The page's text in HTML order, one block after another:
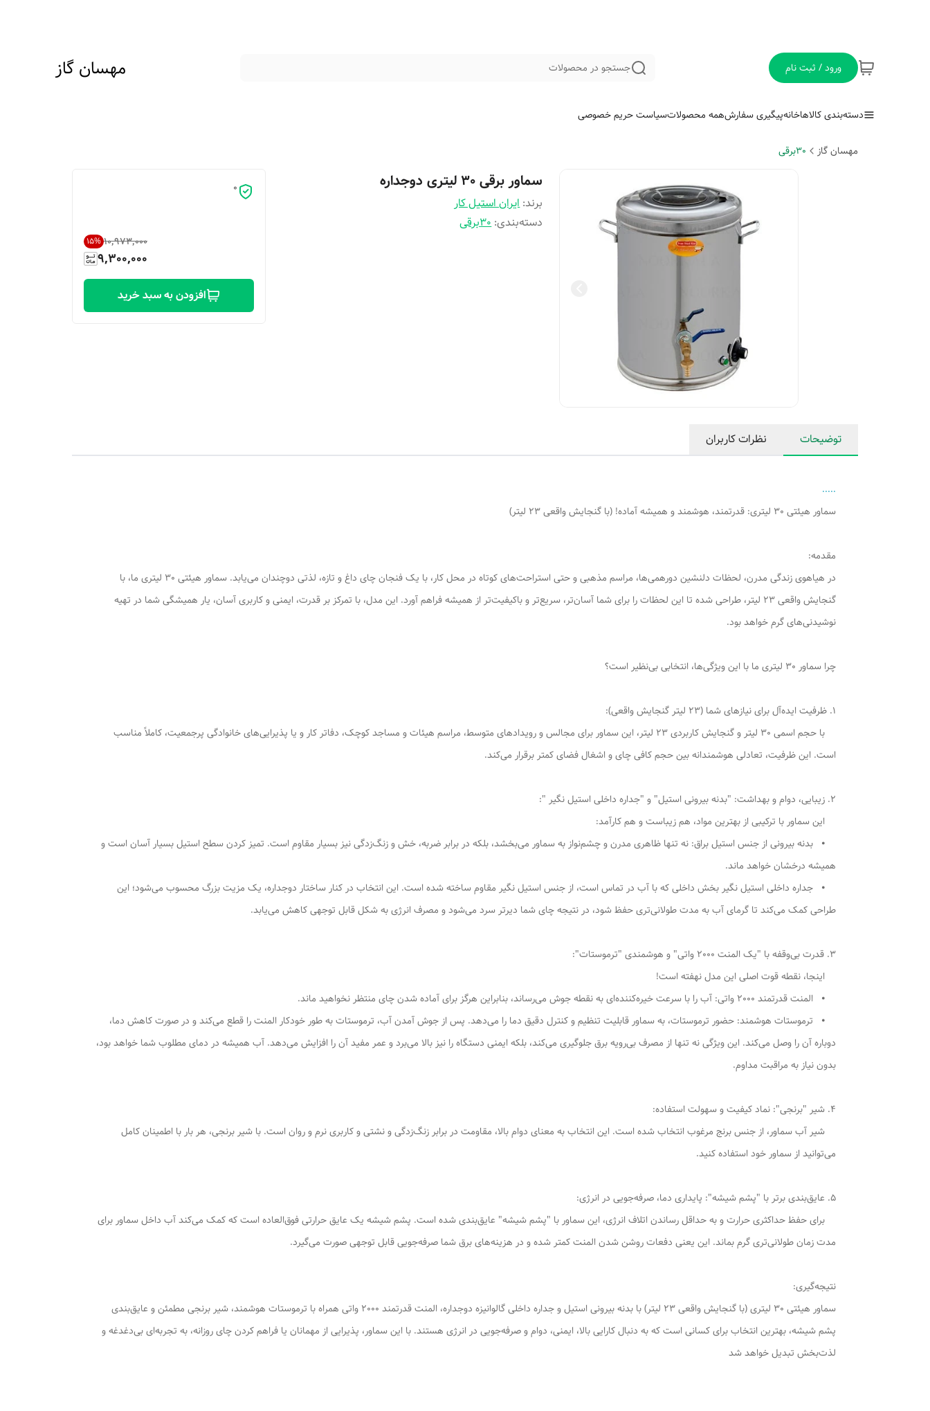
ورود / ثبت نام جستجو در محصولات مهسان گاز
دسته‌بندی کالاهاخانهپیگیری سفارشهمه محصولاتسیاست حریم خصوصی
مهسان گاز 30برقی
سماور برقی 30 لیتری دوجداره
برند:ایران استیل کار
دسته‌بندی:30برقی
0
۱۰٬۹۷۳٬۰۰۰ 15%
9,300,000
افزودن به سبد خرید
توضیحات نظرات کاربران
.....
سماور هیئتی 30 لیتری: قدرتمند، هوشمند و همیشه آماده! (با گنجایش واقعی 23 لیتر)
مقدمه:
در هیاهوی زندگی مدرن، لحظات دلنشین دورهمی‌ها، مراسم مذهبی و حتی استراحت‌های کوتاه در محل کار، با یک فنجان چای داغ و تازه، لذتی دوچندان می‌یابد. سماور هیئتی 30 لیتری ما، با
گنجایش واقعی 23 لیتر، طراحی شده تا این لحظات را برای شما آسان‌تر، سریع‌تر و باکیفیت‌تر از همیشه فراهم آورد. این مدل، با تمرکز بر قدرت، ایمنی و کاربری آسان، یار همیشگی شما در تهیه
نوشیدنی‌های گرم خواهد بود.
چرا سماور 30 لیتری ما با این ویژگی‌ها، انتخابی بی‌نظیر است؟
1. ظرفیت ایده‌آل برای نیازهای شما (23 لیتر گنجایش واقعی):
با حجم اسمی 30 لیتر و گنجایش کاربردی 23 لیتر، این سماور برای مجالس و رویدادهای متوسط، مراسم هیئات و مساجد کوچک، دفاتر کار و یا پذیرایی‌های خانوادگی پرجمعیت، کاملاً مناسب
است. این ظرفیت، تعادلی هوشمندانه بین حجم کافی چای و اشغال فضای کمتر برقرار می‌کند.
2. زیبایی، دوام و بهداشت: "بدنه بیرونی استیل" و "جداره داخلی استیل نگیر ":
این سماور با ترکیبی از بهترین مواد، هم زیباست و هم کارآمد:
⦁ بدنه بیرونی از جنس استیل براق: نه تنها ظاهری مدرن و چشم‌نواز به سماور می‌بخشد، بلکه در برابر ضربه، خش و زنگ‌زدگی نیز بسیار مقاوم است. تمیز کردن سطح استیل بسیار آسان است و
همیشه درخشان خواهد ماند.
⦁ جداره داخلی استیل نگیر بخش داخلی که با آب در تماس است، از جنس استیل نگیر مقاوم ساخته شده است. این انتخاب در کنار ساختار دوجداره، یک مزیت بزرگ محسوب می‌شود؛ این
طراحی کمک می‌کند تا گرمای آب به مدت طولانی‌تری حفظ شود، در نتیجه چای شما دیرتر سرد می‌شود و مصرف انرژی به شکل قابل توجهی کاهش می‌یابد.
3. قدرت بی‌وقفه با "یک المنت 2000 واتی" و هوشمندی "ترموستات":
اینجا، نقطه قوت اصلی این مدل نهفته است!
⦁ المنت قدرتمند 2000 واتی: آب را با سرعت خیره‌کننده‌ای به نقطه جوش می‌رساند، بنابراین هرگز برای آماده شدن چای منتظر نخواهید ماند.
⦁ ترموستات هوشمند: حضور ترموستات، به سماور قابلیت تنظیم و کنترل دقیق دما را می‌دهد. پس از جوش آمدن آب، ترموستات به طور خودکار المنت را قطع می‌کند و در صورت کاهش دما،
دوباره آن را وصل می‌کند. این ویژگی نه تنها از مصرف بی‌رویه برق جلوگیری می‌کند، بلکه ایمنی دستگاه را نیز بالا می‌برد و عمر مفید آن را افزایش می‌دهد. آب همیشه در دمای مطلوب شما خواهد بود،
بدون نیاز به مراقبت مداوم.
4. شیر "برنجی": نماد کیفیت و سهولت استفاده:
شیر آب سماور، از جنس برنج مرغوب انتخاب شده است. این انتخاب به معنای دوام بالا، مقاومت در برابر زنگ‌زدگی و نشتی و کاربری نرم و روان است. با شیر برنجی، هر بار با اطمینان کامل
می‌توانید از سماور خود استفاده کنید.
5. عایق‌بندی برتر با "پشم شیشه": پایداری دما، صرفه‌جویی در انرژی:
برای حفظ حداکثری حرارت و به حداقل رساندن اتلاف انرژی، این سماور با "پشم شیشه" عایق‌بندی شده است. پشم شیشه یک عایق حرارتی فوق‌العاده است که کمک می‌کند آب داخل سماور برای
مدت زمان طولانی‌تری گرم بماند. این یعنی دفعات روشن شدن المنت کمتر شده و در هزینه‌های برق شما صرفه‌جویی قابل توجهی صورت می‌گیرد.
نتیجه‌گیری:
سماور هیئتی 30 لیتری (با گنجایش واقعی 23 لیتر) با بدنه بیرونی استیل و جداره داخلی گالوانیزه دوجداره، المنت قدرتمند 2000 واتی همراه با ترموستات هوشمند، شیر برنجی مطمئن و عایق‌بندی
پشم شیشه، بهترین انتخاب برای کسانی است که به دنبال کارایی بالا، ایمنی، دوام و صرفه‌جویی در انرژی هستند. با این سماور، پذیرایی از مهمانان یا فراهم کردن چای روزانه، به تجربه‌ای بی‌دغدغه و
لذت‌بخش تبدیل خواهد شد